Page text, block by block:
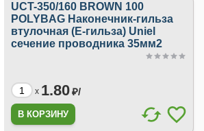
UCT-350/160 BROWN 100
POLYBAG Наконечник-гильза
втулочная (Е-гильза) Uniel
сечение проводника 35мм2
x 1.80₽/